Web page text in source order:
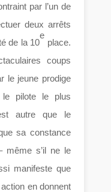
par l’un de
deux arrêts
de la 10
e
place.
coups
le jeune prodige
le pilote le plus
autre que le
sa constance
même s’il ne le
manifeste que
en donnent